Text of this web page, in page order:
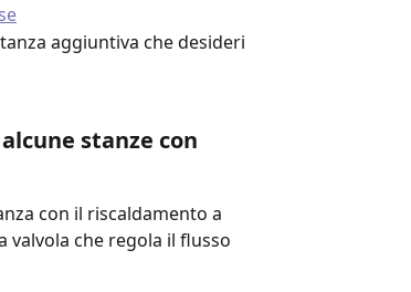
aggiuntiva che desideri
stanze con
con il riscaldamento a
che regola il flusso